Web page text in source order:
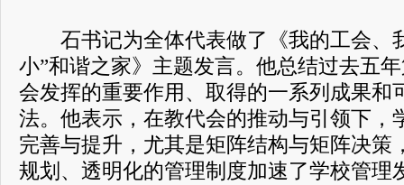
石书记为全体代表做了《我的工会、
小”和谐之家》主题发言。他总结过去五
会发挥的重要作用、取得的一系列成果和
法。他表示，在教代会的推动与引领下，
完善与提升，尤其是矩阵结构与矩阵决策
规划、透明化的管理制度加速了学校管理